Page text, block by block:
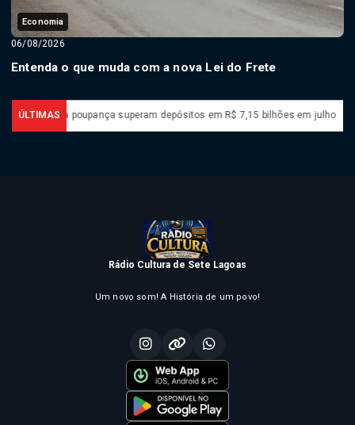
Economia
06/08/2026
Entenda o que muda com a nova Lei do Frete
ÚLTIMAS
da poupança superam depósitos em R$ 7,15 bilhões em julho
Rádio Cultura de Sete Lagoas
Um novo som! A História de um povo!